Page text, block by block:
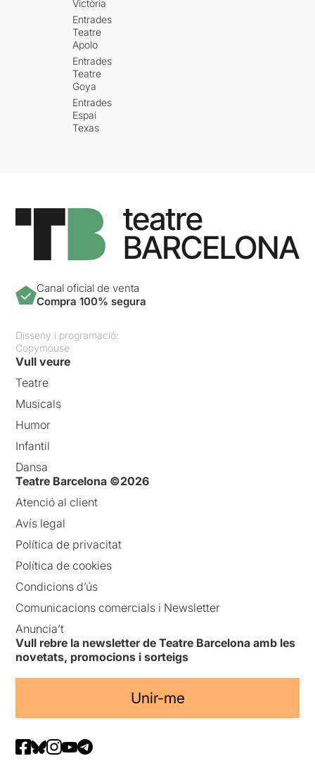
Victòria
Entrades
Teatre
Apolo
Entrades
Teatre
Goya
Entrades
Espai
Texas
Canal oficial de venta
Compra 100% segura
Disseny i programació:
Copymouse
Vull veure
Teatre
Musicals
Humor
Infantil
Dansa
Teatre Barcelona ©2026
Atenció al client
Avís legal
Política de privacitat
Política de cookies
Condicions d’ús
Comunicacions comercials i Newsletter
Anuncia’t
Vull rebre la newsletter de Teatre Barcelona amb les
novetats, promocions i sorteigs
Unir-me